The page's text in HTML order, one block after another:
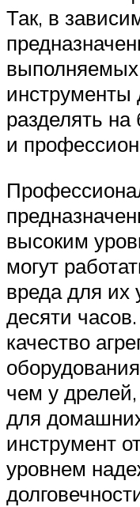
Так, в
выполняемых
инструменты
разделять
и
высоким
могут
вреда для их
десяти
качество
чем у
для
инструмент
уровнем